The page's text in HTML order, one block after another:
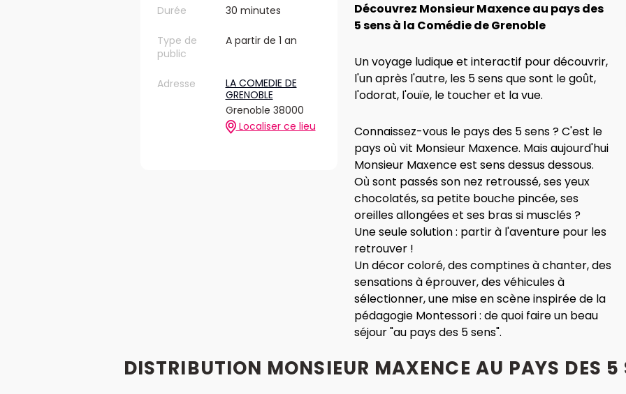
Durée 30 minutes
Type de
public
A partir de 1 an
Adresse
LA COMEDIE DE
GRENOBLE
Grenoble 38000
Localiser ce lieu
Découvrez Monsieur Maxence au pays des
5 sens à la Comédie de Grenoble
Un voyage ludique et interactif pour découvrir,
l'un après l'autre, les 5 sens que sont le goût,
l'odorat, l'ouïe, le toucher et la vue.
Connaissez-vous le pays des 5 sens ? C'est le
pays où vit Monsieur Maxence. Mais aujourd'hui
Monsieur Maxence est sens dessus dessous.
Où sont passés son nez retroussé, ses yeux
chocolatés, sa petite bouche pincée, ses
oreilles allongées et ses bras si musclés ?
Une seule solution : partir à l'aventure pour les
retrouver !
Un décor coloré, des comptines à chanter, des
sensations à éprouver, des véhicules à
sélectionner, une mise en scène inspirée de la
pédagogie Montessori : de quoi faire un beau
séjour "au pays des 5 sens".
DISTRIBUTION MONSIEUR MAXENCE AU PAYS DES 5